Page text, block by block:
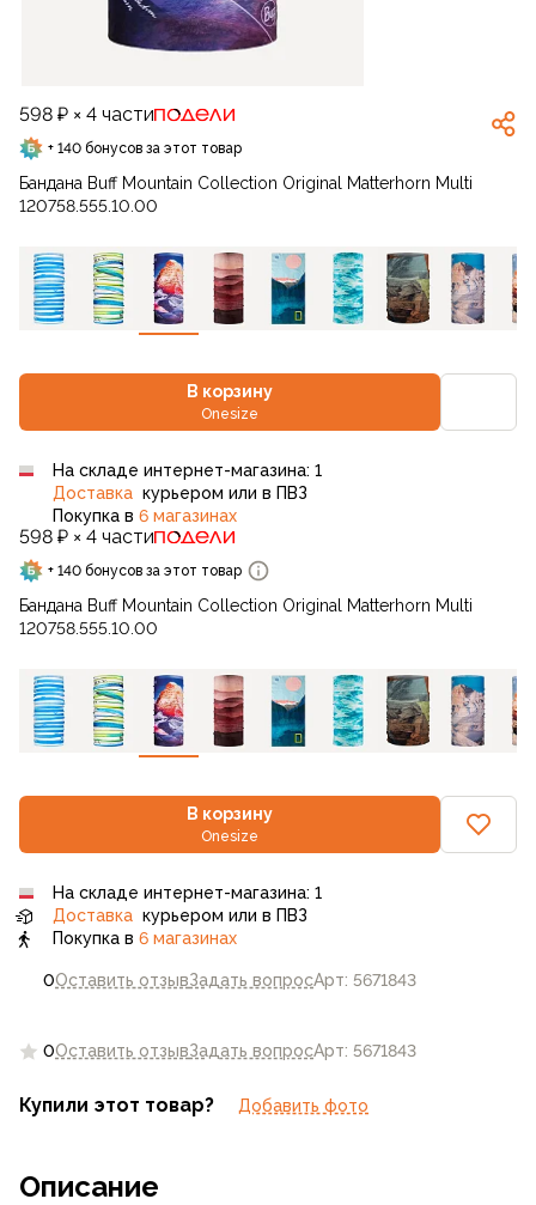
598 ₽ × 4 части
+ 140 бонусов за этот товар
Бандана Buff Mountain Collection Original Matterhorn Multi
120758.555.10.00
В корзину
Onesize
0Оставить отзывЗадать вопросАрт: 5671843
На складе интернет-магазина: 1
Доставка курьером или в ПВЗ
Покупка в 6 магазинах
598 ₽ × 4 части
+ 140 бонусов за этот товар
Бандана Buff Mountain Collection Original Matterhorn Multi
120758.555.10.00
В корзину
Onesize
0Оставить отзывЗадать вопросАрт: 5671843
На складе интернет-магазина: 1
Доставка курьером или в ПВЗ
Покупка в 6 магазинах
Купили этот товар? Добавить фото
Описание